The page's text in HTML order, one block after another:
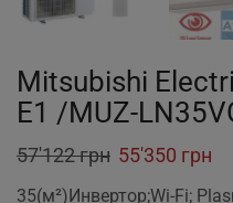
Mitsubishi
E1 /MUZ-
57'122грн Original
price
55'350 грн
35(м²)Инвертор;Wi-Fi;